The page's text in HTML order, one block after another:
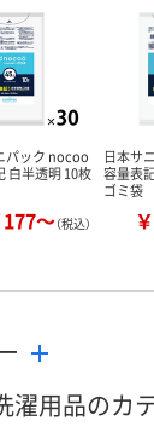
カ
パック nocoo
白半透明 10枚
177～（税込）
日本サ
容量表
ゴミ袋
濯用品のカ